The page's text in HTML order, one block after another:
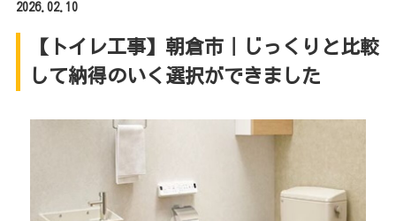
2026.02.10
【トイレ工事】朝倉市｜じっくりと比較
して納得のいく選択ができました